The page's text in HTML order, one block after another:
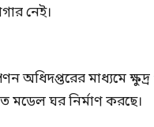
নেই।
অধিদপ্তরের মাধ্যমে
মডেল ঘর নির্মাণ করছে।